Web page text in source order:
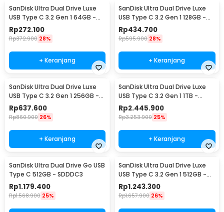
SanDisk Ultra Dual Drive Luxe
USB Type C 3.2 Gen 1 64GB -
SDDDC4
Rp272.100
Rp372.900 28%
+ Keranjang
SanDisk Ultra Dual Drive Luxe
USB Type C 3.2 Gen 1 128GB -
SDDDC4
Rp434.700
Rp595.900 28%
+ Keranjang
SanDisk Ultra Dual Drive Luxe
USB Type C 3.2 Gen 1 256GB -
SDDDC4
Rp637.600
Rp860.900 26%
+ Keranjang
SanDisk Ultra Dual Drive Luxe
USB Type C 3.2 Gen 1 1TB -
SDDDC4
Rp2.445.900
Rp3.253.900 25%
+ Keranjang
SanDisk Ultra Dual Drive Go USB
Type C 512GB - SDDDC3
Rp1.179.400
Rp1.568.900 25%
SanDisk Ultra Dual Drive Luxe
USB Type C 3.2 Gen 1 512GB -
SDDDC4
Rp1.243.300
Rp1.657.900 26%